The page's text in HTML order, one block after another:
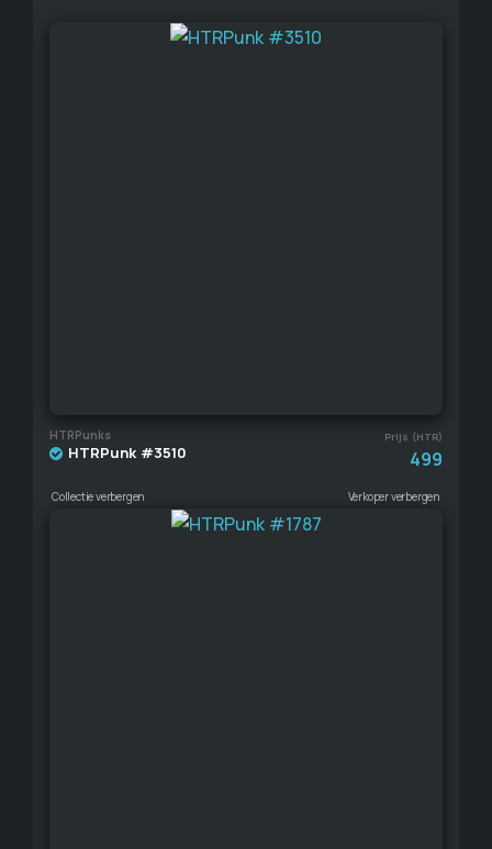
HTRPunks Prijs (HTR)
HTRPunk #3510 499
Collectie verbergen Verkoper verbergen